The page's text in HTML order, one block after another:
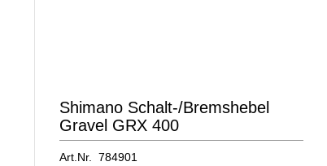
Shimano Schalt-/Bremshebel
Gravel GRX 400
Art.Nr. 784901